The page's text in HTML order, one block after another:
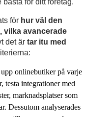
för hur väl den
vilka avancerade
det är tar itu med
onlinebutiker på varje
testa integrationer med
marknadsplatser som
Dessutom analyserades